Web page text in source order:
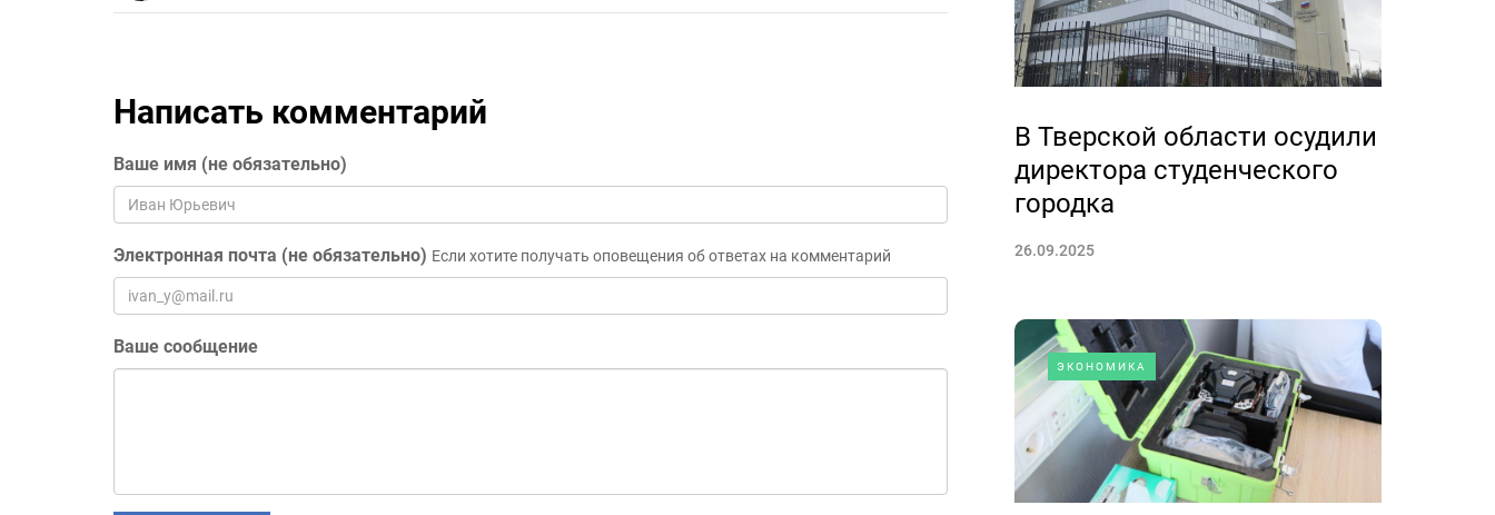
Написать комментарий
Ваше имя (не обязательно)
Электронная почта (не обязательно) Если хотите получать оповещения об ответах на комментарий
Ваше сообщение
В Тверской области осудили
директора студенческого
городка
26.09.2025
ЭКОНОМИКА